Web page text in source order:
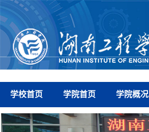
学校首页 学院首页 学院概况